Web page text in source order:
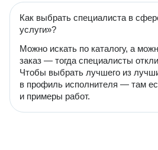
Как выбрать специалиста в
услуги»?
Можно искать по каталогу, а
заказ — тогда специалисты
Чтобы выбрать лучшего из
в профиль исполнителя — там
и примеры работ.